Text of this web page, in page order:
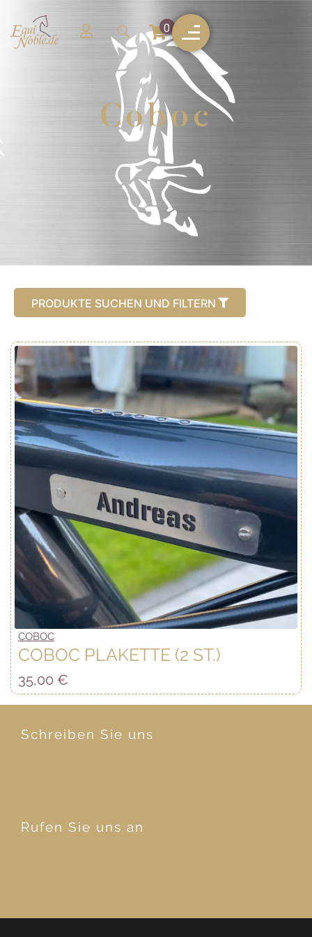
0
Coboc
PRODUKTE SUCHEN UND FILTERN
COBOC
COBOC PLAKETTE (2 ST.)
35,00 €
Schreiben Sie uns
Rufen Sie uns an